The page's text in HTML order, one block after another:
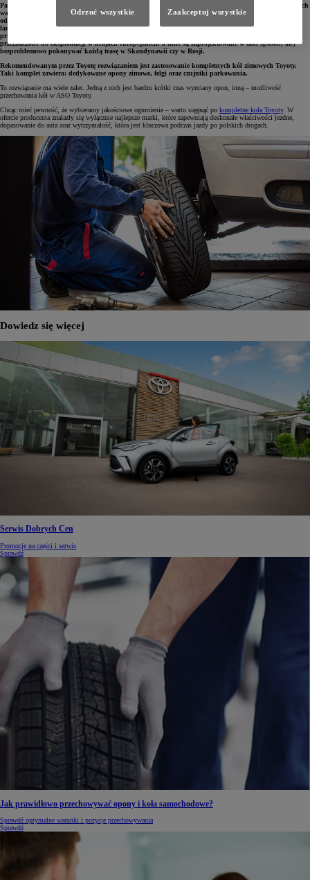
Pamiętajmy, że to właśnie opony zimowe zapewniają maksymalne bezpieczeństwo w trudnych zimowych
warunkach. Wykonano je ze specjalnego materiału, który nie twardnieje na mrozie i zapewnia dobre
odprowadzanie śniegu, błota i wody. Bieżnik opony zimowej został wyposażony w małe rowki, zwane
lamelami, które wgryzają się w zaśnieżone i oblodzone powierzchnie, zapewniając doskonałą
przyczepność. Oferta współczesnych opon zimowych jest bardzo bogata – niektóre produkty są
przeznaczone do eksploatacji w krajach europejskich, a inne są zaprojektowane w taki sposób, aby
bezproblemowo pokonywać każdą trasę w Skandynawii czy w Rosji.
Rekomendowanym przez Toyotę rozwiązaniem jest zastosowanie kompletnych kół zimowych Toyoty.
Taki komplet zawiera: dedykowane opony zimowe, felgi oraz czujniki parkowania.
To rozwiązanie ma wiele zalet. Jedną z nich jest bardzo krótki czas wymiany opon, inną – możliwość
przechowania kół w ASO Toyoty.
Chcąc mieć pewność, że wybieramy jakościowe ogumienie – warto sięgnąć po kompletne koła Toyoty. W
ofercie producenta znalazły się wyłącznie najlepsze marki, które zapewniają doskonałe właściwości jezdne,
dopasowanie do auta oraz wytrzymałość, która jest kluczowa podczas jazdy po polskich drogach.
Dowiedz się więcej
Serwis Dobrych Cen
Promocje na części i serwis
Sprawdź
Jak prawidłowo przechowywać opony i koła samochodowe?
Sprawdź optymalne warunki i pozycje przechowywania
Sprawdź
Odrzuć wszystkie Zaakceptuj wszystkie